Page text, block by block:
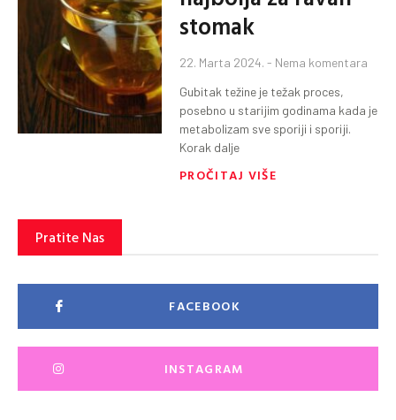
stomak
22. Marta 2024. Nema komentara
Gubitak težine je težak proces,
posebno u starijim godinama kada je
metabolizam sve sporiji i sporiji.
Korak dalje
PROČITAJ VIŠE
Pratite Nas
FACEBOOK
INSTAGRAM